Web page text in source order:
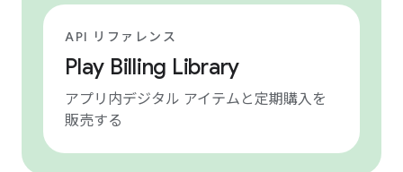
API リファレンス
Play Billing Library
アプリ内デジタル アイテムと定期購入を
販売する